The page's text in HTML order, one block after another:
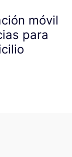
móvil
para